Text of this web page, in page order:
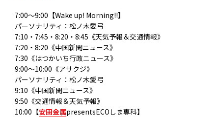
7:00～9:00【Wake up! Morning!!】
パーソナリティ：松ノ木愛弓
7:10・7:45・8:20・8:45《天気予報＆交通情報》
7:20・8:20《中国新聞ニュース》
7:30《はつかいち行政ニュース》
9:00～10:00《アサクジ》
パーソナリティ：松ノ木愛弓
9:10《中国新聞ニュース》
9:50《交通情報＆天気予報》
10:00【安田金属presentsECOしま専科】